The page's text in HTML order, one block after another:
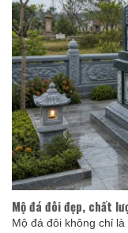
Mộ đá đôi đẹp, chất
Mộ đá đôi không chỉ